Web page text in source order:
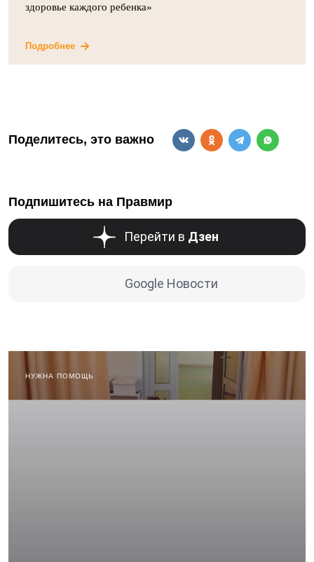
здоровье каждого ребенка»
Подробнее
Поделитесь, это важно
Подпишитесь на Правмир
Перейти в Дзен
Google Новости
НУЖНА ПОМОЩЬ